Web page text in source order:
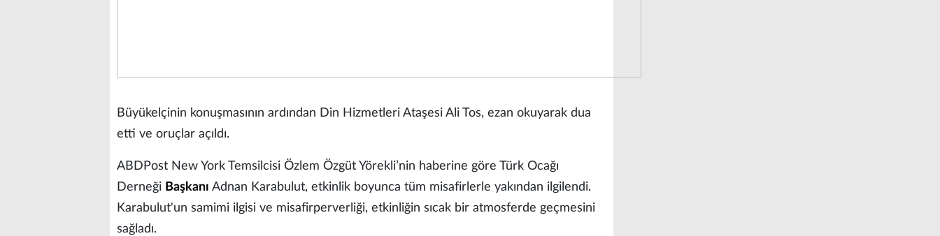
Büyükelçinin konuşmasının ardından Din Hizmetleri Ataşesi Ali Tos, ezan okuyarak dua
etti ve oruçlar açıldı.
ABDPost New York Temsilcisi Özlem Özgüt Yörekli’nin haberine göre Türk Ocağı
Derneği Başkanı Adnan Karabulut, etkinlik boyunca tüm misafirlerle yakından ilgilendi.
Karabulut'un samimi ilgisi ve misafirperverliği, etkinliğin sıcak bir atmosferde geçmesini
sağladı.